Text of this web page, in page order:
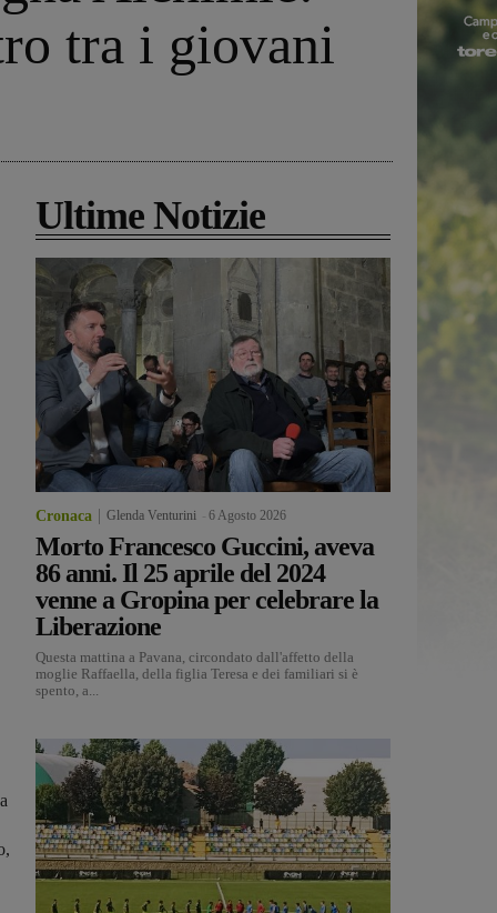
tra i giovani
Ultime Notizie
Cronaca Glenda Venturini 6 Agosto 2026
Morto Francesco Guccini, aveva
86 anni. Il 25 aprile del 2024
venne a Gropina per celebrare la
Liberazione
Questa mattina a Pavana, circondato dall'affetto della
moglie Raffaella, della figlia Teresa e dei familiari si è
spento, a...